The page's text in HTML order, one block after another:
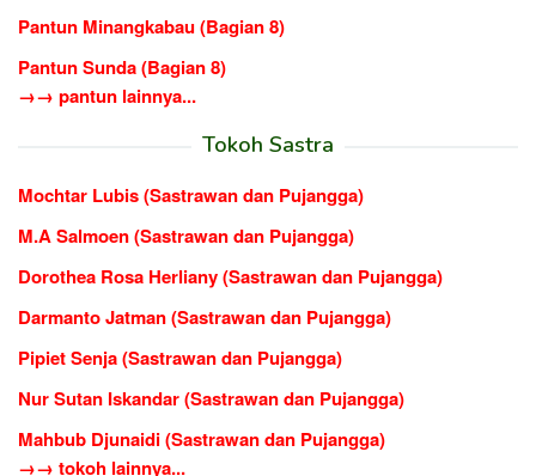
Pantun Minangkabau (Bagian 8)
Pantun Sunda (Bagian 8)
→→ pantun lainnya...
Tokoh Sastra
Mochtar Lubis (Sastrawan dan Pujangga)
M.A Salmoen (Sastrawan dan Pujangga)
Dorothea Rosa Herliany (Sastrawan dan Pujangga)
Darmanto Jatman (Sastrawan dan Pujangga)
Pipiet Senja (Sastrawan dan Pujangga)
Nur Sutan Iskandar (Sastrawan dan Pujangga)
Mahbub Djunaidi (Sastrawan dan Pujangga)
→→ tokoh lainnya...